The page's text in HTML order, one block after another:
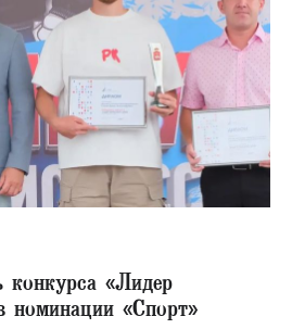
конкурса «Лидер
номинации «Спорт»